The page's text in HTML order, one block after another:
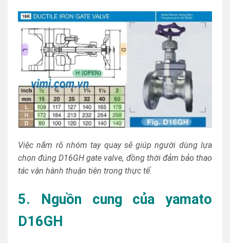
Việc nắm rõ nhóm tay quay sẽ giúp người dùng lựa
chọn đúng D16GH gate valve, đồng thời đảm bảo thao
tác vận hành thuận tiện trong thực tế.
5. Nguồn cung của yamato
D16GH